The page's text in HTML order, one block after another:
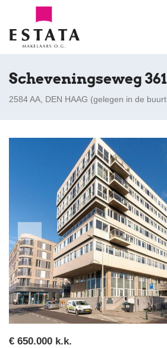
Scheveningseweg 361
2584 AA, DEN HAAG (gelegen in de
€ 650.000 k.k.